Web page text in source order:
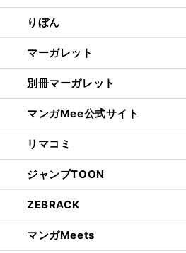
りぼん
マーガレット
別冊マーガレット
マンガMee公式サイト
リマコミ
ジャンプTOON
ZEBRACK
マンガMeets